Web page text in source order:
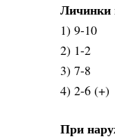
Личинки
1) 9-10
2) 1-2
3) 7-8
4) 2-6 (+)
При